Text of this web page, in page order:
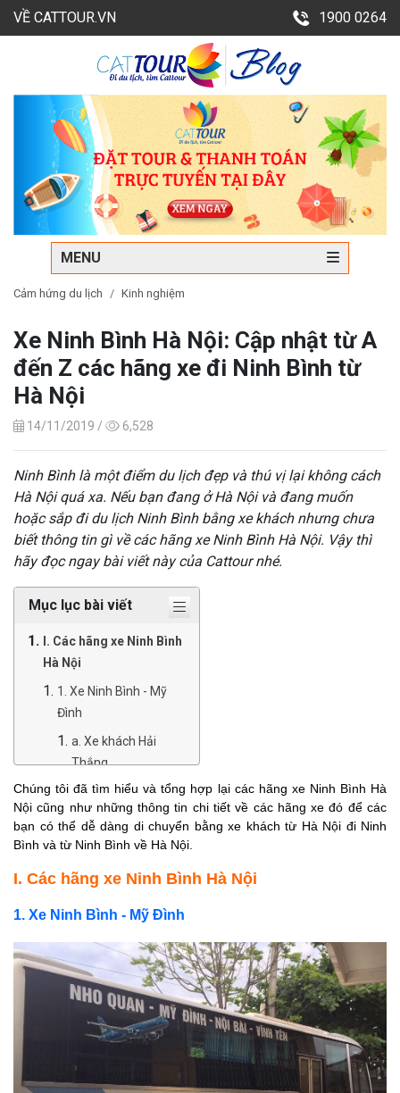
VỀ CATTOUR.VN 1900 0264
MENU
Cảm hứng du lịch Kinh nghiệm
Xe Ninh Bình Hà Nội: Cập nhật từ A
đến Z các hãng xe đi Ninh Bình từ
Hà Nội
14/11/2019 / 6,528
Ninh Bình là một điểm du lịch đẹp và thú vị lại không cách
Hà Nội quá xa. Nếu bạn đang ở Hà Nội và đang muốn
hoặc sắp đi du lịch Ninh Bình bằng xe khách nhưng chưa
biết thông tin gì về các hãng xe Ninh Bình Hà Nội. Vậy thì
hãy đọc ngay bài viết này của Cattour nhé.
Mục lục bài viết
I. Các hãng xe Ninh Bình
Hà Nội
1. Xe Ninh Bình - Mỹ
Đình
a. Xe khách Hải
Thắng
b. Xe khách
Thùy Dương
c. Xe khách
Ninh Bình
d. Xe khách
e. Nhà xe
Khánh Tùng
2. Xe Ninh Bình -
Giáp Bát
Chúng tôi đã tìm hiểu và tổng hợp lại các hãng xe Ninh Bình Hà
Nội cũng như những thông tin chi tiết về các hãng xe đó để các
bạn có thể dễ dàng di chuyển bằng xe khách từ Hà Nội đi Ninh
Bình và từ Ninh Bình về Hà Nội.
I. Các hãng xe Ninh Bình Hà Nội
1. Xe Ninh Bình - Mỹ Đình